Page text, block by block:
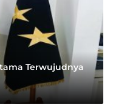
Terwujudnya